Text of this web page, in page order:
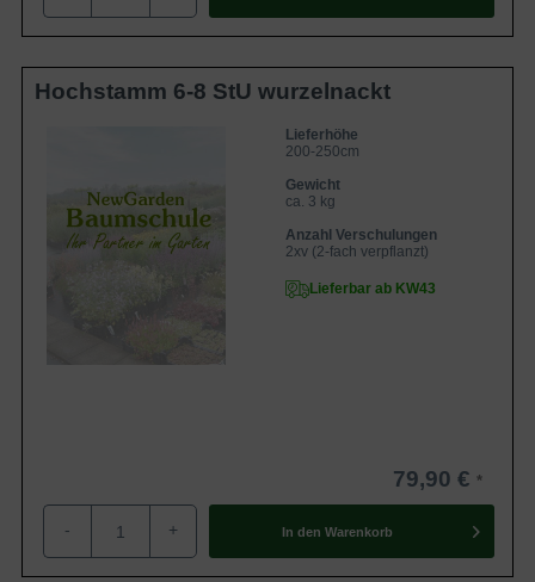
Hochstamm 6-8 StU wurzelnackt
Lieferhöhe
200-250cm
Gewicht
ca. 3 kg
Anzahl Verschulungen
2xv (2-fach verpflanzt)
Lieferbar ab KW43
79,90 €
- + In den Warenkorb